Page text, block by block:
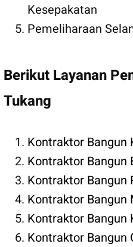
Kesepakatan
Pemeliharaan
Berikut Layanan
Tukang
Kontraktor Bangun
Kontraktor Bangun
Kontraktor Bangun
Kontraktor Bangun
Kontraktor Bangun
Kontraktor Bangun